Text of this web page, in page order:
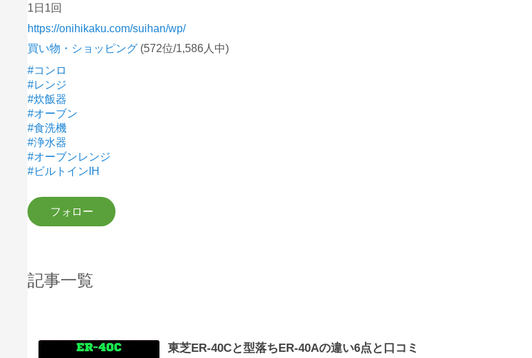
1日1回
https://onihikaku.com/suihan/wp/
買い物・ショッピング (572位/1,586人中)
#コンロ
#レンジ
#炊飯器
#オーブン
#食洗機
#浄水器
#オーブンレンジ
#ビルトインIH
記事一覧
東芝ER-40Cと型落ちER-40Aの違い6点と口コミ